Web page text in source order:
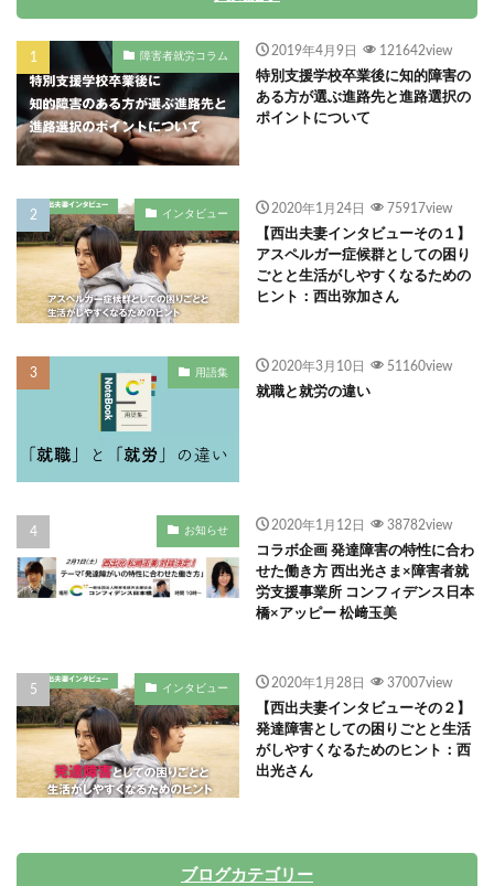
障害者就労コラム 2019年4月9日 121642view
特別支援学校卒業後に知的障害の
ある方が選ぶ進路先と進路選択の
ポイントについて
インタビュー 2020年1月24日 75917view
【西出夫妻インタビューその１】
アスペルガー症候群としての困り
ごとと生活がしやすくなるための
ヒント：西出弥加さん
用語集 2020年3月10日 51160view
就職と就労の違い
お知らせ 2020年1月12日 38782view
コラボ企画 発達障害の特性に合わ
せた働き方 西出光さま×障害者就
労支援事業所 コンフィデンス日本
橋×アッピー 松﨑玉美
インタビュー 2020年1月28日 37007view
【西出夫妻インタビューその２】
発達障害としての困りごとと生活
がしやすくなるためのヒント：西
出光さん
ブログカテゴリー